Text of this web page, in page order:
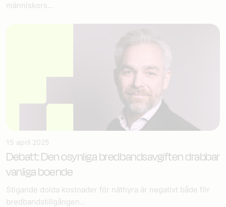
människors...
15 april 2025
Debatt: Den osynliga bredbandsavgiften drabbar
vanliga boende
Stigande dolda kostnader för näthyra är negativt både för
bredbandstillgången...